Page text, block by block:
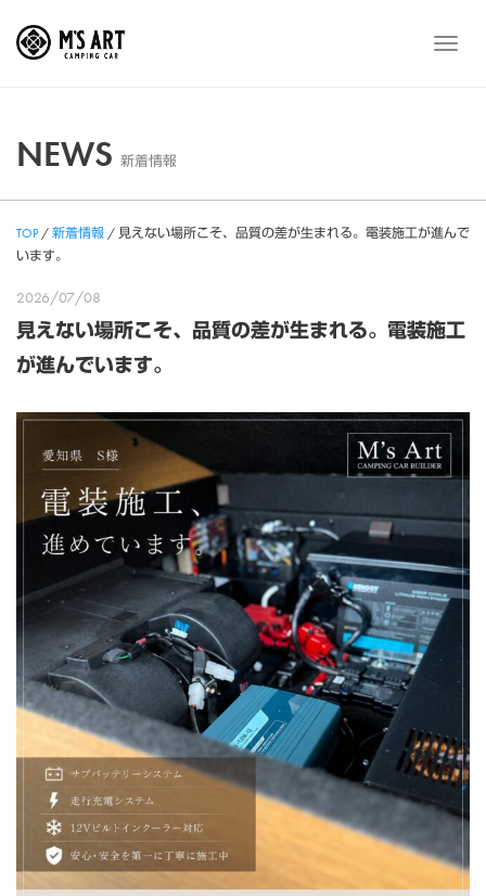
メ
NEWS 新着情報
TOP/新着情報 / 見えない場所こそ、品質の差が生まれる。電装施工が進んで
います。
2026/07/08
見えない場所こそ、品質の差が生まれる。電装施工
が進んでいます。